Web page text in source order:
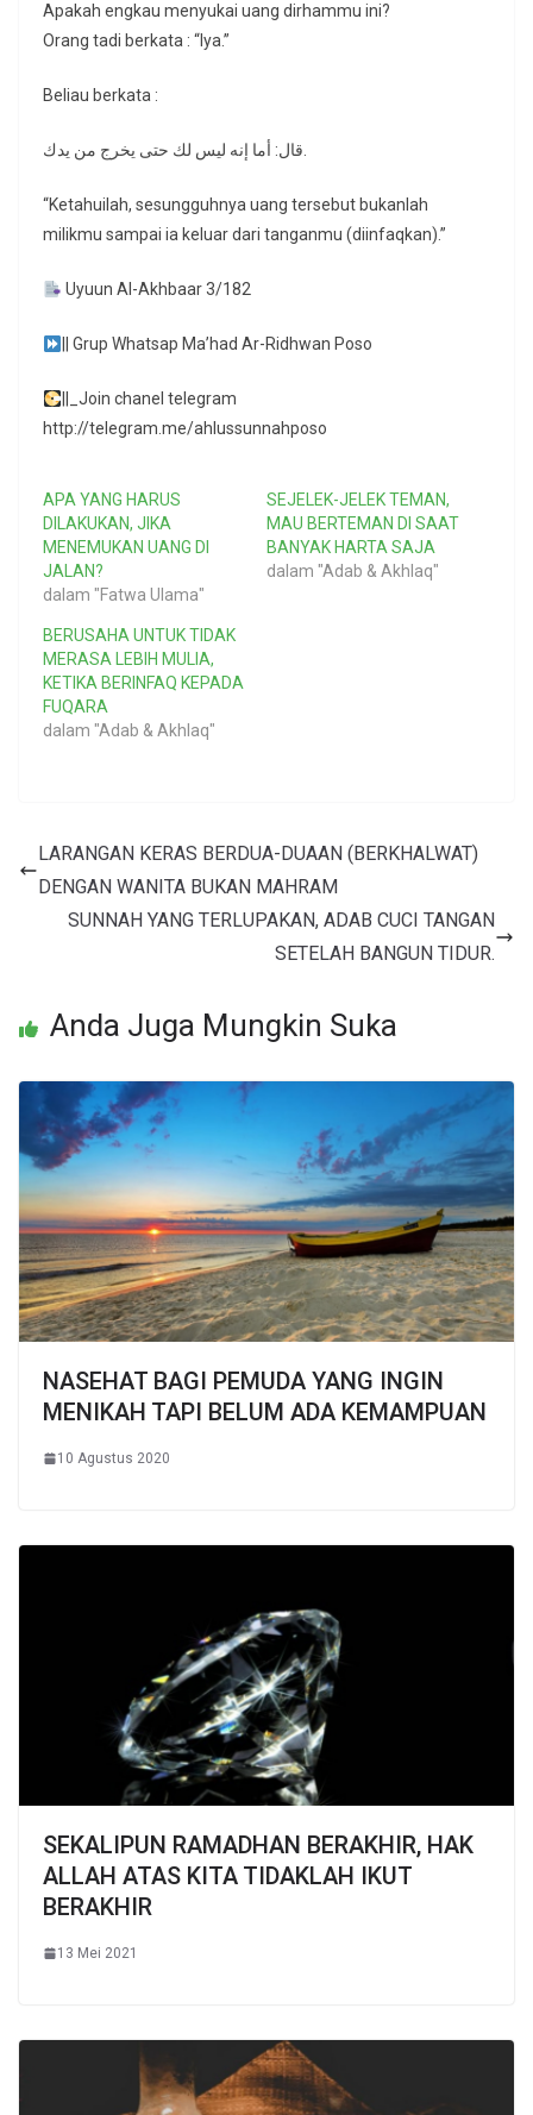
Apakah engkau menyukai uang dirhammu ini?
Orang tadi berkata : “Iya.”
Beliau berkata :
قال: أما إنه ليس لك حتى يخرج من يدك.
“Ketahuilah, sesungguhnya uang tersebut bukanlah
milikmu sampai ia keluar dari tanganmu (diinfaqkan).”
Uyuun Al-Akhbaar 3/182
|| Grup Whatsap Ma’had Ar-Ridhwan Poso
||_Join chanel telegram
http://telegram.me/ahlussunnahposo
APA YANG HARUS
DILAKUKAN, JIKA
MENEMUKAN UANG DI
JALAN?
dalam "Fatwa Ulama"
SEJELEK-JELEK TEMAN,
MAU BERTEMAN DI SAAT
BANYAK HARTA SAJA
dalam "Adab & Akhlaq"
BERUSAHA UNTUK TIDAK
MERASA LEBIH MULIA,
KETIKA BERINFAQ KEPADA
FUQARA
dalam "Adab & Akhlaq"
LARANGAN KERAS BERDUA-DUAAN (BERKHALWAT)
DENGAN WANITA BUKAN MAHRAM
SUNNAH YANG TERLUPAKAN, ADAB CUCI TANGAN
SETELAH BANGUN TIDUR.
Anda Juga Mungkin Suka
NASEHAT BAGI PEMUDA YANG INGIN
MENIKAH TAPI BELUM ADA KEMAMPUAN
10 Agustus 2020
SEKALIPUN RAMADHAN BERAKHIR, HAK
ALLAH ATAS KITA TIDAKLAH IKUT
BERAKHIR
13 Mei 2021